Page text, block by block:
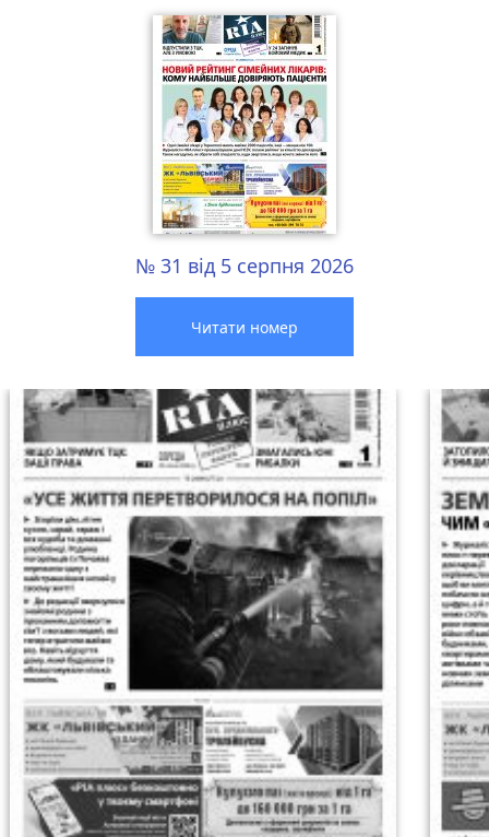
№ 31 від 5 серпня 2026
Читати номер